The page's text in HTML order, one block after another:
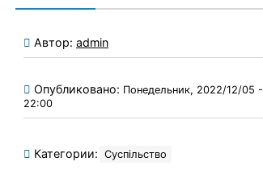
Автор: admin
Опубликовано: Понедельник, 2022/12/05 -
22:00
Категории: Суспільство